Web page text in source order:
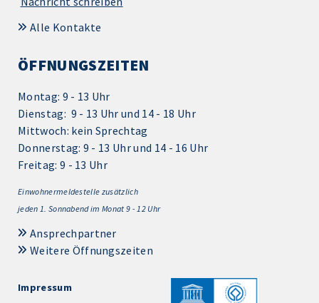
Alle Kontakte
ÖFFNUNGSZEITEN
Montag: 9 - 13 Uhr
Dienstag: 9 - 13 Uhr und 14 - 18 Uhr
Mittwoch: kein Sprechtag
Donnerstag: 9 - 13 Uhr und 14 - 16 Uhr
Freitag: 9 - 13 Uhr
Einwohnermeldestelle zusätzlich
jeden 1. Sonnabend im Monat 9 - 12 Uhr
Ansprechpartner
Weitere Öffnungszeiten
Impressum